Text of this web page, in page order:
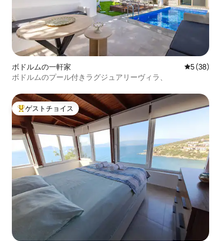
ボドルムの一軒家 レビュー
5 (38)
ボドルムのプール付きラグジュアリーヴィラ、
大好評のゲストチョイスです。
ゲストチョイス